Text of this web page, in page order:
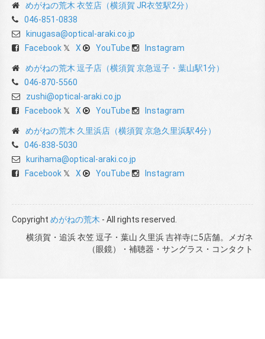
めがねの荒木 衣笠店（横須賀 JR衣笠駅2分）
046-851-0838
kinugasa@optical-araki.co.jp
Facebook
X YouTube Instagram
めがねの荒木 逗子店（横須賀 京急逗子・葉山駅1分）
046-870-5560
zushi@optical-araki.co.jp
Facebook
X YouTube Instagram
めがねの荒木 久里浜店（横須賀 京急久里浜駅4分）
046-838-5030
kurihama@optical-araki.co.jp
Facebook
X YouTube Instagram
Copyright めがねの荒木 - All rights reserved.
横須賀・追浜 衣笠 逗子・葉山 久里浜 吉祥寺に5店舗。メガネ
（眼鏡）・補聴器・サングラス・コンタクト